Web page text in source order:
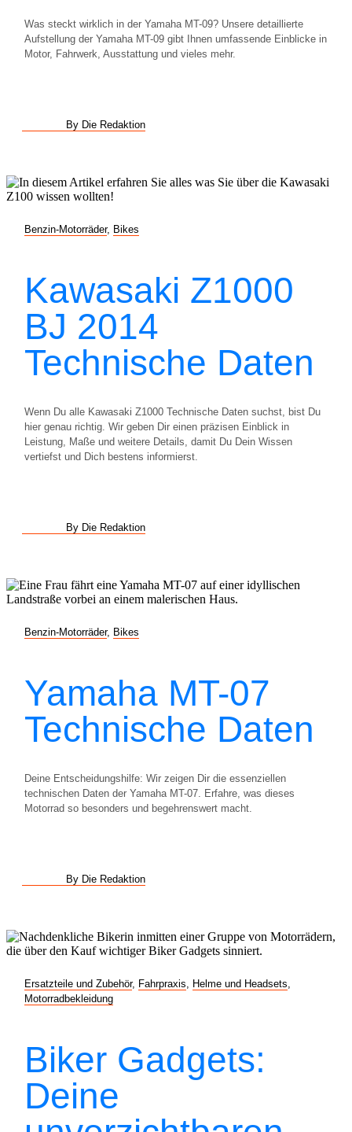
Was steckt wirklich in der Yamaha MT-09? Unsere detaillierte
Aufstellung der Yamaha MT-09 gibt Ihnen umfassende Einblicke in
Motor, Fahrwerk, Ausstattung und vieles mehr.
By Die Redaktion
Benzin-Motorräder, Bikes
Kawasaki Z1000
BJ 2014
Technische Daten
Wenn Du alle Kawasaki Z1000 Technische Daten suchst, bist Du
hier genau richtig. Wir geben Dir einen präzisen Einblick in
Leistung, Maße und weitere Details, damit Du Dein Wissen
vertiefst und Dich bestens informierst.
By Die Redaktion
Benzin-Motorräder, Bikes
Yamaha MT-07
Technische Daten
Deine Entscheidungshilfe: Wir zeigen Dir die essenziellen
technischen Daten der Yamaha MT-07. Erfahre, was dieses
Motorrad so besonders und begehrenswert macht.
By Die Redaktion
Ersatzteile und Zubehör, Fahrpraxis Helme und Headsets
Motorradbekleidung
Biker Gadgets:
Deine